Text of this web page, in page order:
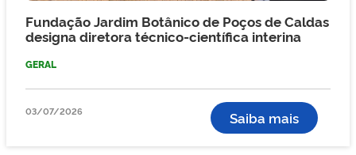
Fundação Jardim Botânico de Poços de Caldas
designa diretora técnico-científica interina
GERAL
03/07/2026 Saiba mais